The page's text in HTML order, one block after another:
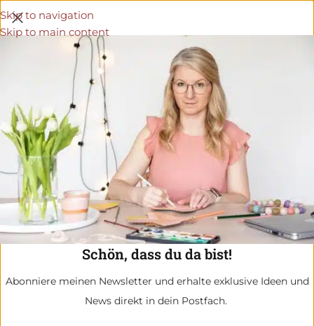
Schön, dass du da bist!
Abonniere meinen Newsletter und erhalte exklusive Ideen und
News direkt in dein Postfach.
Skip to navigation
Skip to main content